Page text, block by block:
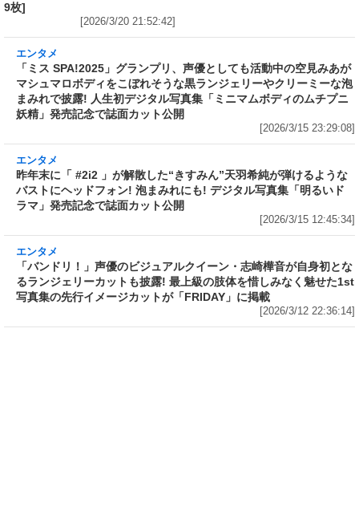
9枚]
[2026/3/20 21:52:42]
「ミス SPA!2025」グランプリ、声優としても
活動中の空見みあがマシュマロボディをこぼれ
そうな黒ランジェリーやクリーミーな泡まみれ
で披露! 人生初デジタル写真集「ミニマムボディ
のムチプニ妖精」発売記念で誌面カット公開
[2026/3/15 23:29:08]
エンタメ
昨年末に「 #2i2 」が解散した“きすみん”天羽希
純が弾けるようなバストにヘッドフォン! 泡まみ
れにも! デジタル写真集「明るいドラマ」発売記
念で誌面カット公開
エンタメ
「バンドリ！」声優のビジュアルクイーン・志
崎樺音が自身初となるランジェリーカットも披
露! 最上級の肢体を惜しみなく魅せた1st写真集